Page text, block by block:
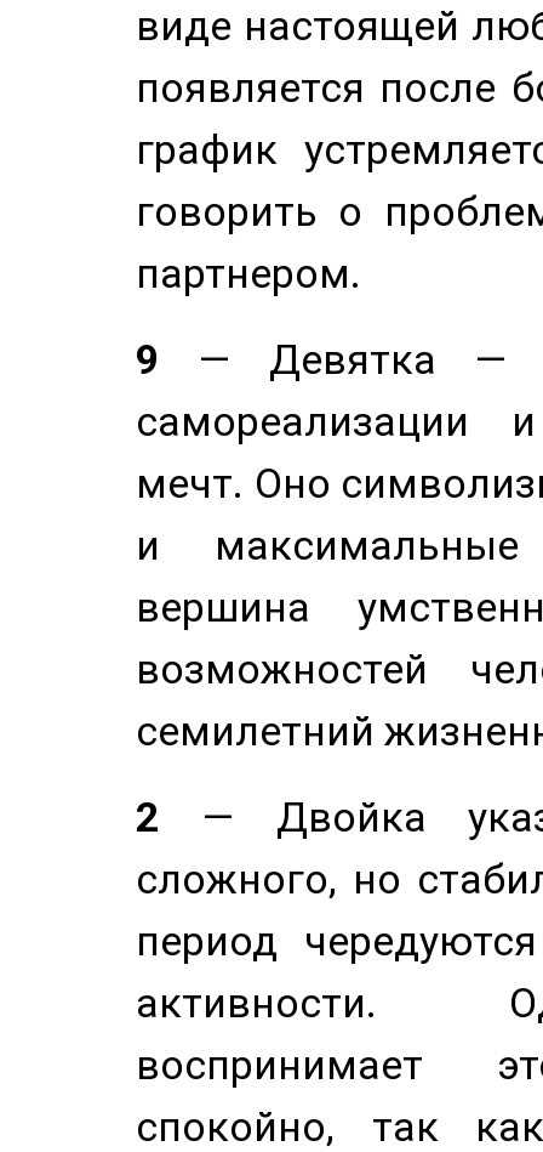
виде настоящей
появляется после
график
говорить о
партнером.
9 — Девятка —
самореализации
мечт. Оно
и
вершина
возможностей
семилетний
2 — Двойка
сложного, но
период
активности.
воспринимает
спокойно, так